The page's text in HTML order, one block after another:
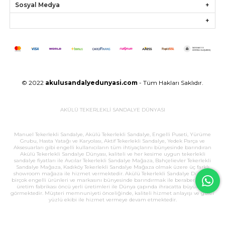
Sosyal Medya
© 2022 akulusandalyedunyasi.com - Tüm Hakları Saklıdır.
AKÜLÜ TEKERLEKLİ SANDALYE DÜNYASI
Manuel Tekerlekli Sandalye, Akülü Tekerlekli Sandalye, Engelli Puseti, Yürüme
Grubu, Hasta Yatağı ve Karyolası, Aktif Tekerlekli Sandalye, Yedek Parça ve
Aksesuarları gibi engelli kullanıcıların tüm ihtiyaçlarını bünyesinde barındıran
Akülü Tekerlekli Sandalye Dünyası, kaliteli ve her kesime uygun tekerlekli
sandalye fiyatları ile Avcılar Tekerlekli Sandalye Mağaza, Bahçelievler Tekerlekli
Sandalye Mağaza, Kadıköy Tekerlekli Sandalye Mağaza olmak üzere üç farklı
showroom mağaza ile hizmet vermektedir. Akülü Tekerlekli Sandalye Dünyası,
birçok engelli ürünleri ve markasını bünyesinde barındırmak ile beraber, büyük
üretim fabrikası öncü yerli üretimleri ile Dünya çapında ihracatta büyük ilgi
görmektedir. Müşteri memnuniyeti önceliğinde, kaliteli hizmet anlayışı ve güler
yüzlü ekibi ile hizmet vermeye devam etmektedir.